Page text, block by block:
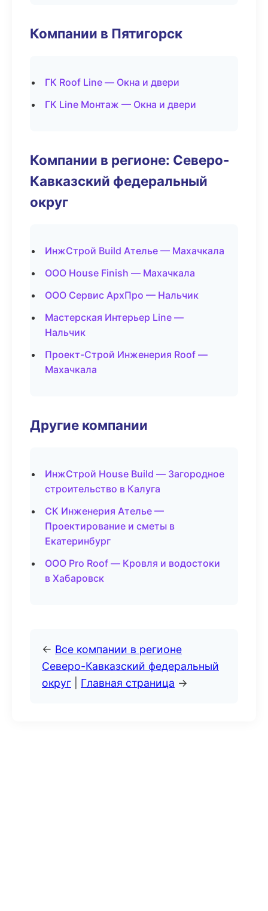
Компании в Пятигорск
ГК Roof Line — Окна и двери
ГК Line Монтаж — Окна и двери
Компании в регионе: Северо-
Кавказский федеральный
округ
ИнжСтрой Build Ателье — Махачкала
ООО House Finish — Махачкала
ООО Сервис АрхПро — Нальчик
Мастерская Интерьер Line —
Нальчик
Проект-Строй Инженерия Roof —
Махачкала
Другие компании
ИнжСтрой House Build — Загородное
строительство в Калуга
СК Инженерия Ателье —
Проектирование и сметы в
Екатеринбург
ООО Pro Roof — Кровля и водостоки
в Хабаровск
← Все компании в регионе
Северо-Кавказский федеральный
округ
Главная страница →